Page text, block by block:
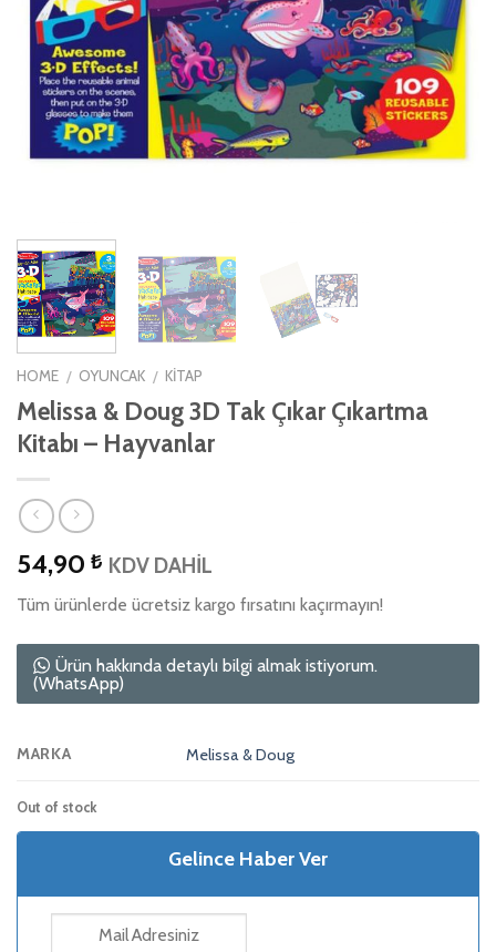
HOME / OYUNCAK / KITAP
Melissa & Doug 3D Tak Çıkar Çıkartma
Kitabı – Hayvanlar
54,90 ₺ KDV DAHİL
Tüm ürünlerde ücretsiz kargo fırsatını kaçırmayın!
Ürün hakkında detaylı bilgi almak istiyorum.
(WhatsApp)
MARKA Melissa & Doug
Out of stock
Gelince Haber Ver